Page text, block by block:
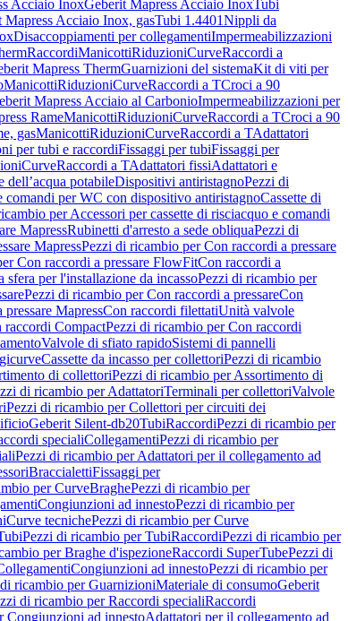
Acciaio InoxGeberit Mapress Acciaio InoxTubi
Mapress Acciaio Inox, gasTubi 1.4401Nippli da
Disaccoppiamenti per collegamentiImpermeabilizzazioni
RaccordiManicottiRiduzioniCurveRaccordi a
Mapress ThermGuarnizioni del sistemaKit di viti per
ManicottiRiduzioniCurveRaccordi a TCroci a 90
Mapress Acciaio al CarbonioImpermeabilizzazioni per
RameManicottiRiduzioniCurveRaccordi a TCroci a 90
gasManicottiRiduzioniCurveRaccordi a TAdattatori
per tubi e raccordiFissaggi per tubiFissaggi per
CurveRaccordi a TAdattatori fissiAdattatori e
dell’acqua potabileDispositivi antiristagnoPezzi di
comandi per WC con dispositivo antiristagnoCassette di
per Accessori per cassette di risciacquo e comandi
MapressRubinetti d'arresto a sede obliquaPezzi di
MapressPezzi di ricambio per Con raccordi a pressare
Con raccordi a pressare FlowFitCon raccordi a
sfera per l'installazione da incassoPezzi di ricambio per
Pezzi di ricambio per Con raccordi a pressareCon
MapressCon raccordi filettatiUnità valvole
raccordi CompactPezzi di ricambio per Con raccordi
Valvole di sfiato rapidoSistemi di pannelli
Cassette da incasso per collettoriPezzi di ricambio
di collettoriPezzi di ricambio per Assortimento di
di ricambio per AdattatoriTerminali per collettoriValvole
Pezzi di ricambio per Collettori per circuiti dei
Geberit Silent-db20TubiRaccordiPezzi di ricambio per
specialiCollegamentiPezzi di ricambio per
Pezzi di ricambio per Adattatori per il collegamento ad
BraccialettiFissaggi per
per CurveBraghePezzi di ricambio per
Congiunzioni ad innestoPezzi di ricambio per
Curve tecnichePezzi di ricambio per Curve
Pezzi di ricambio per TubiRaccordiPezzi di ricambio per
per Braghe d'ispezioneRaccordi SuperTubePezzi di
Congiunzioni ad innestoPezzi di ricambio per
ricambio per GuarnizioniMateriale di consumoGeberit
di ricambio per Raccordi specialiRaccordi
Congiunzioni ad innestoAdattatori per il collegamento ad